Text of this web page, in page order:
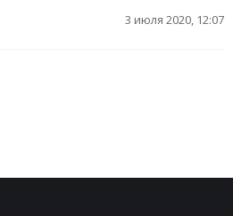
3 июля 2020, 12:07